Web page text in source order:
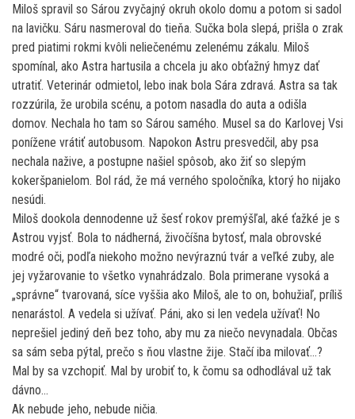
Miloš spravil so Sárou zvyčajný okruh okolo domu a potom si sadol
na lavičku. Sáru nasmeroval do tieňa. Sučka bola slepá, prišla o zrak
pred piatimi rokmi kvôli neliečenému zelenému zákalu. Miloš
spomínal, ako Astra hartusila a chcela ju ako obťažný hmyz dať
utratiť. Veterinár odmietol, lebo inak bola Sára zdravá. Astra sa tak
rozzúrila, že urobila scénu, a potom nasadla do auta a odišla
domov. Nechala ho tam so Sárou samého. Musel sa do Karlovej Vsi
ponížene vrátiť autobusom. Napokon Astru presvedčil, aby psa
nechala nažive, a postupne našiel spôsob, ako žiť so slepým
kokeršpanielom. Bol rád, že má verného spoločníka, ktorý ho nijako
nesúdi.
Miloš dookola dennodenne už šesť rokov premýšľal, aké ťažké je s
Astrou vyjsť. Bola to nádherná, živočíšna bytosť, mala obrovské
modré oči, podľa niekoho možno nevýraznú tvár a veľké zuby, ale
jej vyžarovanie to všetko vynahrádzalo. Bola primerane vysoká a
„správne“ tvarovaná, síce vyššia ako Miloš, ale to on, bohužiaľ, príliš
nenarástol. A vedela si užívať. Páni, ako si len vedela užívať! No
neprešiel jediný deň bez toho, aby mu za niečo nevynadala. Občas
sa sám seba pýtal, prečo s ňou vlastne žije. Stačí iba milovať…?
Mal by sa vzchopiť. Mal by urobiť to, k čomu sa odhodlával už tak
dávno…
Ak nebude jeho, nebude ničia.